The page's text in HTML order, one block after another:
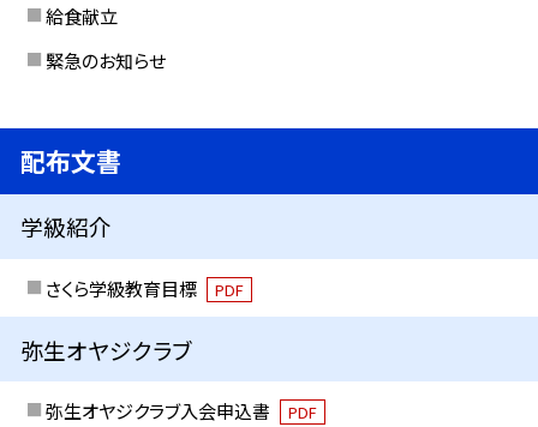
給食献立
緊急のお知らせ
配布文書
学級紹介
さくら学級教育目標 PDF
弥生オヤジクラブ
弥生オヤジクラブ入会申込書 PDF